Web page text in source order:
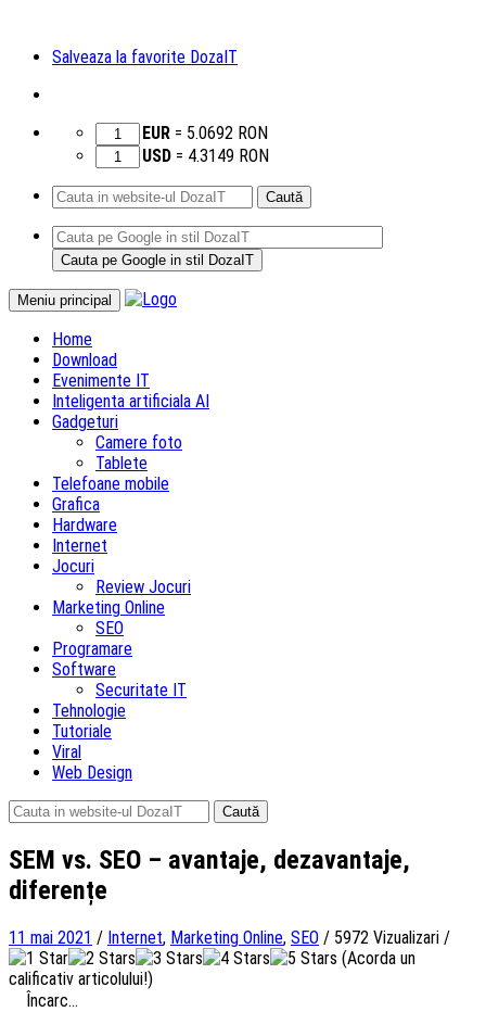
Salveaza la favorite DozaIT
EUR = 5.0692 RON
USD = 4.3149 RON
Caută
după:
Meniu principal
Sari
Home
Download
Evenimente IT
Inteligenta artificiala AI
Gadgeturi
Camere foto
Tablete
Telefoane mobile
Grafica
Hardware
Internet
Jocuri
Review Jocuri
Marketing Online
SEO
Programare
Software
Securitate IT
Tehnologie
Tutoriale
Viral
Web Design
Caută
după:
SEM vs. SEO – avantaje, dezavantaje,
diferențe
11 mai 2021 / Internet, Marketing Online, SEO / 5972 Vizualizari /
(Acorda un
calificativ articolului!)
Încarc...